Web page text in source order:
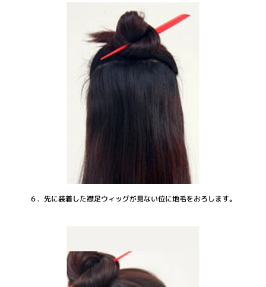
６．先に装着した襟足ウィッグが見ない位に地毛をおろします。